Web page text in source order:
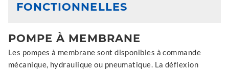
FONCTIONNELLES
POMPE À MEMBRANE
Les pompes à membrane sont disponibles à commande
mécanique, hydraulique ou pneumatique. La déflexion